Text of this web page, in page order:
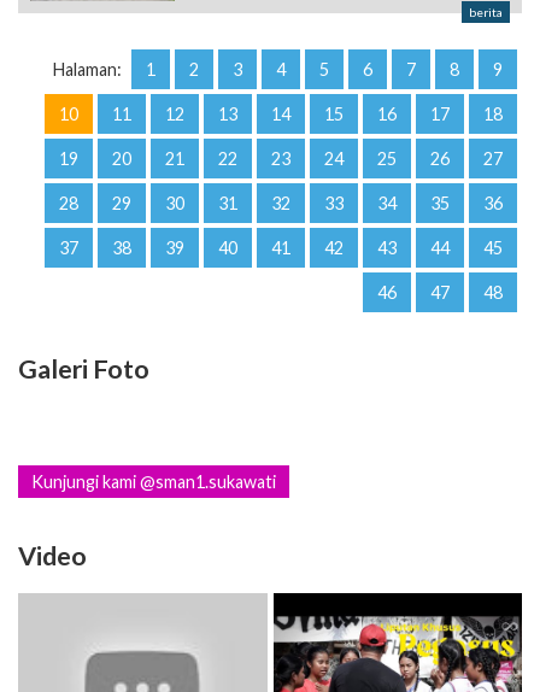
berita
Halaman: 1 2 3 4 5 6 7 8 9
10 11 12 13 14 15 16 17 18
19 20 21 22 23 24 25 26 27
28 29 30 31 32 33 34 35 36
37 38 39 40 41 42 43 44 45
46 47 48
Galeri Foto
Kunjungi kami @sman1.sukawati
Video